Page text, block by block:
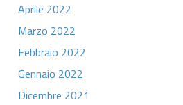
Aprile 2022
Marzo 2022
Febbraio 2022
Gennaio 2022
Dicembre 2021